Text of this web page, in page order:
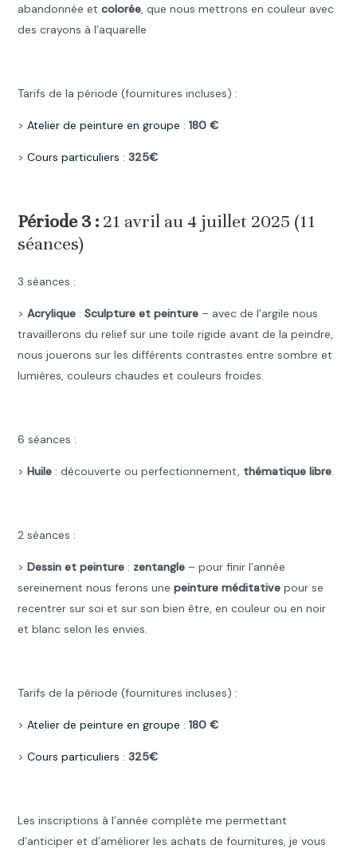
abandonnée et colorée, que nous mettrons en couleur avec
des crayons à l’aquarelle
Tarifs de la période (fournitures incluses) :
> Atelier de peinture en groupe : 180 €
> Cours particuliers : 325€
Période 3 :21 avril au 4 juillet 2025 (11
séances)
3 séances :
> Acrylique : Sculpture et peinture– avec de l’argile nous
travaillerons du relief sur une toile rigide avant de la peindre,
nous jouerons sur les différents contrastes entre sombre et
lumières, couleurs chaudes et couleurs froides.
6 séances :
> Huile : découverte ou perfectionnement, thématique libre.
2 séances :
> Dessin et peinture: zentangle – pour finir l’année
sereinement nous ferons une peinture méditativepour se
recentrer sur soi et sur son bien être, en couleur ou en noir
et blanc selon les envies.
Tarifs de la période (fournitures incluses) :
> Atelier de peinture en groupe : 180 €
> Cours particuliers : 325€
Les inscriptions à l’année complète me permettant
d’anticiper et d’améliorer les achats de fournitures, je vous